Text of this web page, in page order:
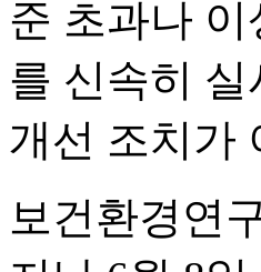
준 초과나
를 신속히
개선 조치가
보건환경연